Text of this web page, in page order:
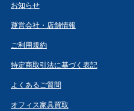
お知らせ
運営会社・店舗情報
ご利用規約
特定商取引法に基づく表記
よくあるご質問
オフィス家具買取